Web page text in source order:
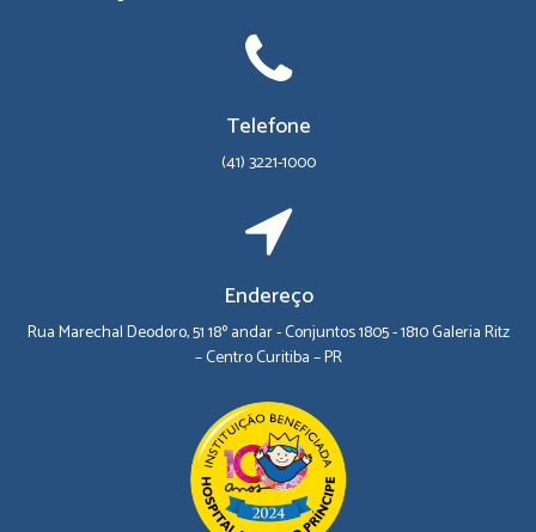
Telefone
(41) 3221-1000
Endereço
Rua Marechal Deodoro, 51 18º andar - Conjuntos 1805 - 1810 Galeria Ritz
– Centro Curitiba – PR